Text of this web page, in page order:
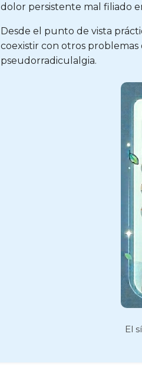
dolor persistente mal filiado
Desde el punto de vista
coexistir con otros
pseudorradiculalgia.
El